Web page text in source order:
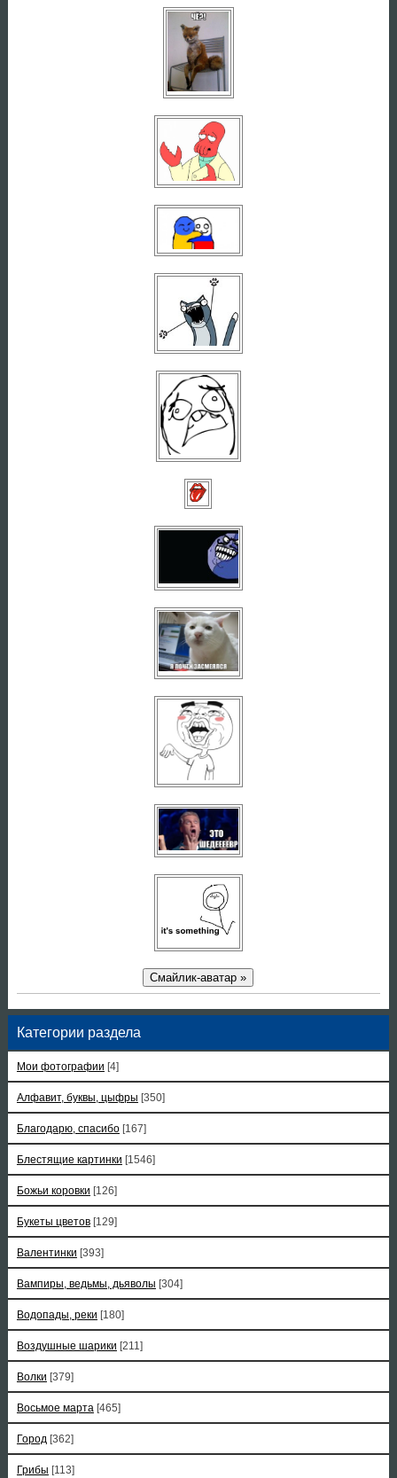
Смайлик-аватар »
Категории раздела
Мои фотографии [4]
Алфавит, буквы, цыфры [350]
Благодарю, спасибо [167]
Блестящие картинки [1546]
Божьи коровки [126]
Букеты цветов [129]
Валентинки [393]
Вампиры, ведьмы, дьяволы [304]
Водопады, реки [180]
Воздушные шарики [211]
Волки [379]
Восьмое марта [465]
Город [362]
Грибы [113]